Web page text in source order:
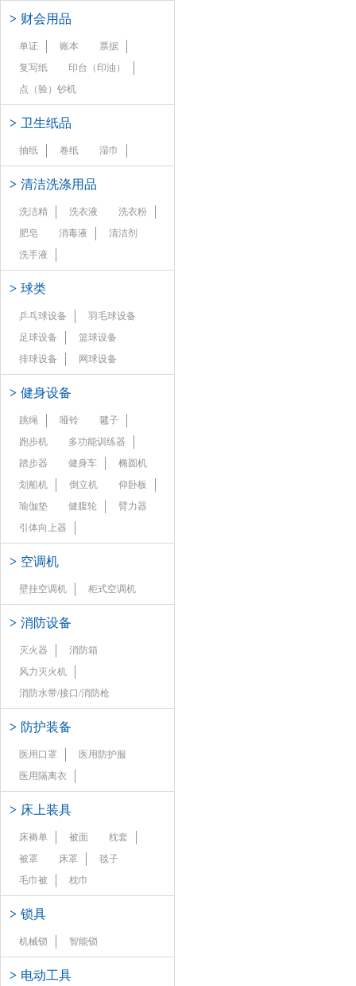
> 财会用品
单证 账本
票据
复写纸
印台（印油）
点（验）钞机
> 卫生纸品
抽纸 卷纸 湿巾
> 清洁洗涤用品
洗洁精 洗衣液
洗衣粉
肥皂
消毒液
清洁剂
洗手液
> 球类
乒乓球设备
羽毛球设备
足球设备
篮球设备
排球设备
网球设备
> 健身设备
跳绳 哑铃
毽子
跑步机
多功能训练器
踏步器
健身车
椭圆机
划船机
倒立机
仰卧板
瑜伽垫
健腹轮
臂力器
引体向上器
> 空调机
壁挂空调机 柜式空调机
> 消防设备
灭火器
消防箱
风力灭火机
消防水带/接口/消防枪
> 防护装备
医用口罩
医用防护服
医用隔离衣
> 床上装具
床褥单 被面
枕套
被罩
床罩
毯子
毛巾被
枕巾
> 锁具
机械锁 智能锁
> 电动工具